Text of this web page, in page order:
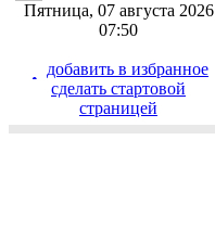
Пятница, 07 августа 2026
07:50
добавить в избранное
cделать стартовой
страницей